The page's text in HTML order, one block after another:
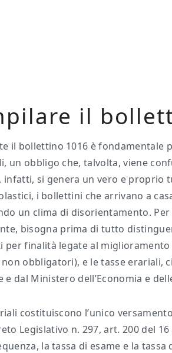
il
il bollettino 1016 è fondamentale
un obbligo che, talvolta, viene
infatti, si genera un vero e
i bollettini che arrivano a
un clima di disorientamento.
bisogna prima di tutto
per finalità legate al
obbligatori), e le tasse erariali,
dal Ministero dell’Economia e
costituiscono l’unico
Legislativo n. 297, art. 200 del
la tassa di esame e la